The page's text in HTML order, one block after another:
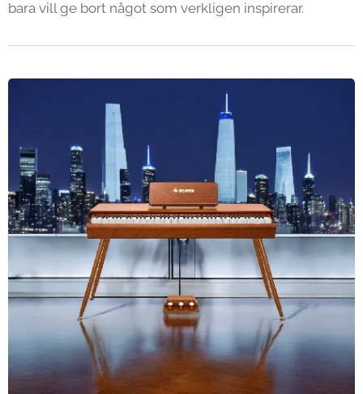
bara vill ge bort något som verkligen inspirerar.